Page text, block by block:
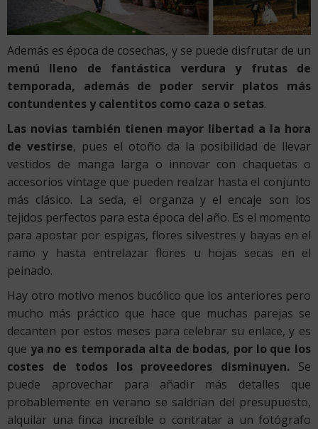
Además es época de cosechas, y se puede disfrutar de un
menú lleno de fantástica verdura y frutas de
temporada, además de poder servir platos más
contundentes y calentitos como caza o setas.
Las novias también tienen mayor libertad a la hora
de vestirse, pues el otoño da la posibilidad de llevar
vestidos de manga larga o innovar con chaquetas o
accesorios vintage que pueden realzar hasta el conjunto
más clásico. La seda, el organza y el encaje son los
tejidos perfectos para esta época del año. Es el momento
para apostar por espigas, flores silvestres y bayas en el
ramo y hasta entrelazar flores u hojas secas en el
peinado.
Hay otro motivo menos bucólico que los anteriores pero
mucho más práctico que hace que muchas parejas se
decanten por estos meses para celebrar su enlace, y es
que ya no es temporada alta de bodas, por lo que los
costes de todos los proveedores disminuyen. Se
puede aprovechar para añadir más detalles que
probablemente en verano se saldrían del presupuesto,
alquilar una finca increíble o contratar a un fotógrafo